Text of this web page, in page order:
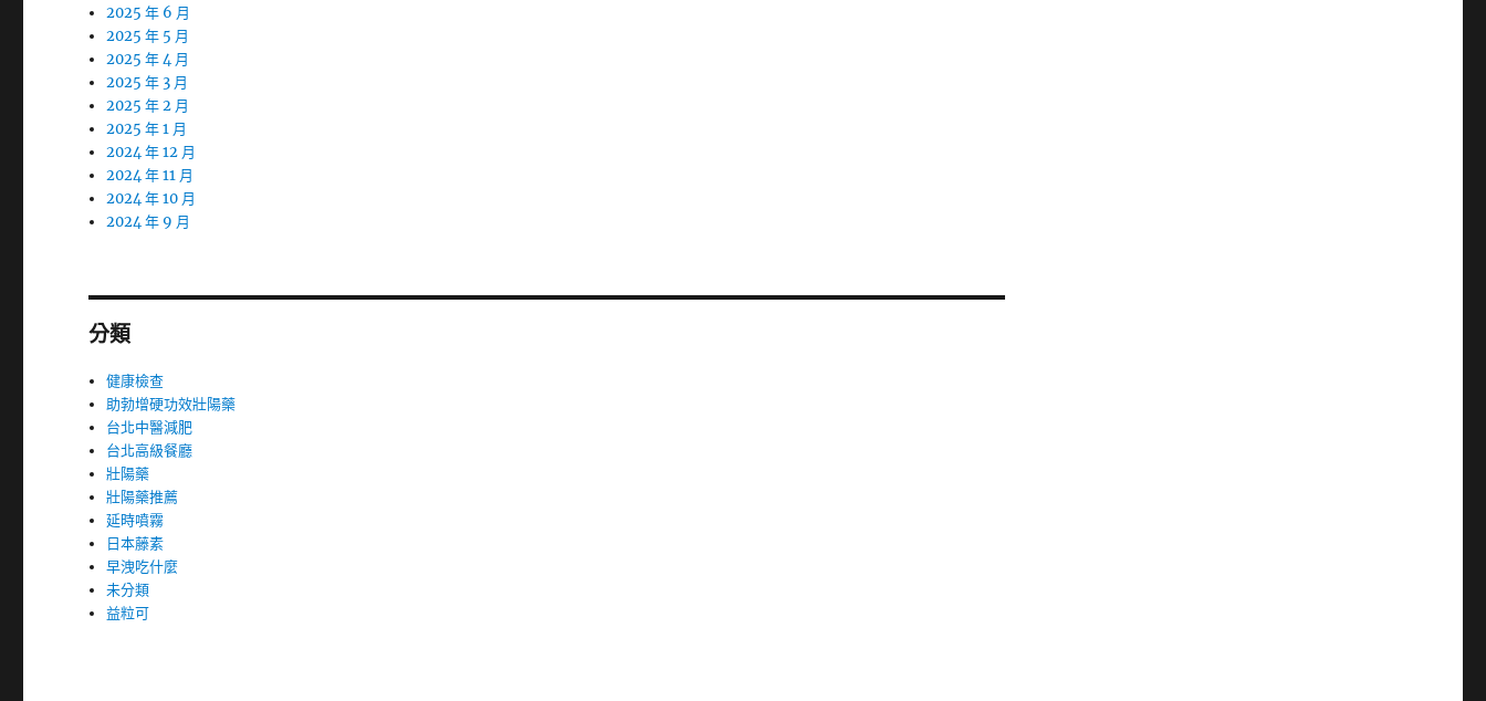
2025 年 6 月
2025 年 5 月
2025 年 4 月
2025 年 3 月
2025 年 2 月
2025 年 1 月
2024 年 12 月
2024 年 11 月
2024 年 10 月
2024 年 9 月
分類
健康檢查
助勃增硬功效壯陽藥
台北中醫減肥
台北高級餐廳
壯陽藥
壯陽藥推薦
延時噴霧
日本藤素
早洩吃什麼
未分類
益粒可